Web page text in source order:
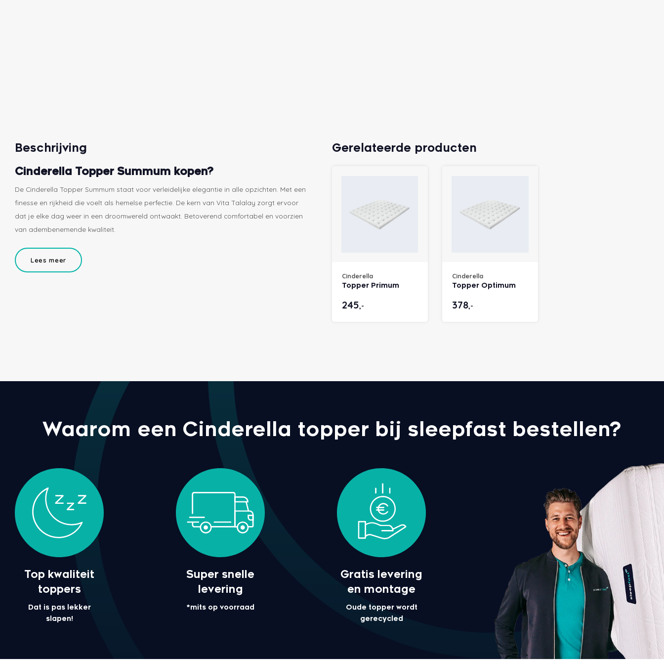
Beschrijving
Cinderella Topper Summum kopen?
De Cinderella Topper Summum staat voor verleidelijke elegantie in alle opzichten. Met een
finesse en rijkheid die voelt als hemelse perfectie. De kern van Vita Talalay zorgt ervoor
dat je elke dag weer in een droomwereld ontwaakt. Betoverend comfortabel en voorzien
van adembenemende kwaliteit.
Lees meer
Gerelateerde producten
Cinderella
Topper Primum
245,-
Cinderella
Topper Optimum
378,-
Waarom een Cinderella topper bij sleepfast bestellen?
Top kwaliteit
toppers
Dat is pas lekker
slapen!
Super snelle
levering
*mits op voorraad
Gratis levering
en montage
Oude topper wordt
gerecycled